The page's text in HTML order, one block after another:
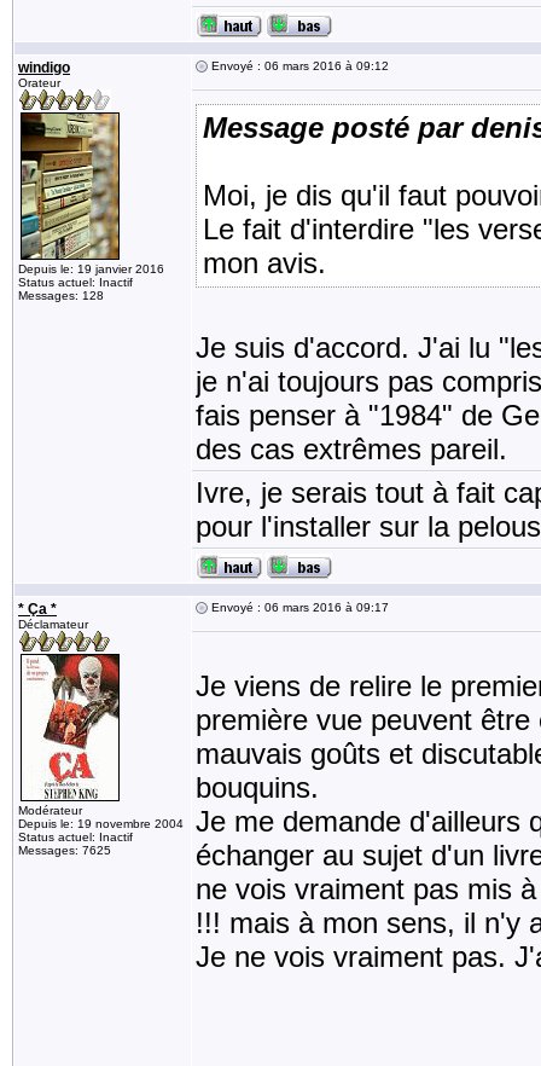
windigo
Orateur
Depuis le: 19 janvier 2016
Status actuel: Inactif
Messages: 128
Envoyé : 06 mars 2016 à 09:12
Message posté par
Moi, je dis qu'il faut
Le fait d'interdire "les
mon avis.
Je suis d'accord. J'ai lu
je n'ai toujours pas
fais penser à "1984" de
des cas extrêmes pareil.
Ivre, je serais tout à fait
pour l'installer sur la
* Ça *
Déclamateur
Modérateur
Depuis le: 19 novembre 2004
Status actuel: Inactif
Messages: 7625
Envoyé : 06 mars 2016 à 09:17
Je viens de relire le
première vue peuvent
mauvais goûts et
bouquins.
Je me demande d'ailleurs
échanger au sujet d'un
ne vois vraiment pas mis
!!! mais à mon sens, il n'y
Je ne vois vraiment pas.